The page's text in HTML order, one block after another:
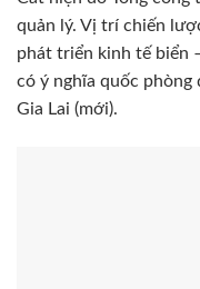
quản lý. Vị trí chiến
phát triển kinh tế biển
có ý nghĩa quốc
Gia Lai (mới).